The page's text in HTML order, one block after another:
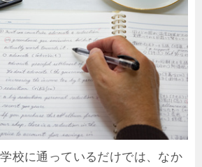
校に通っているだけでは、なか